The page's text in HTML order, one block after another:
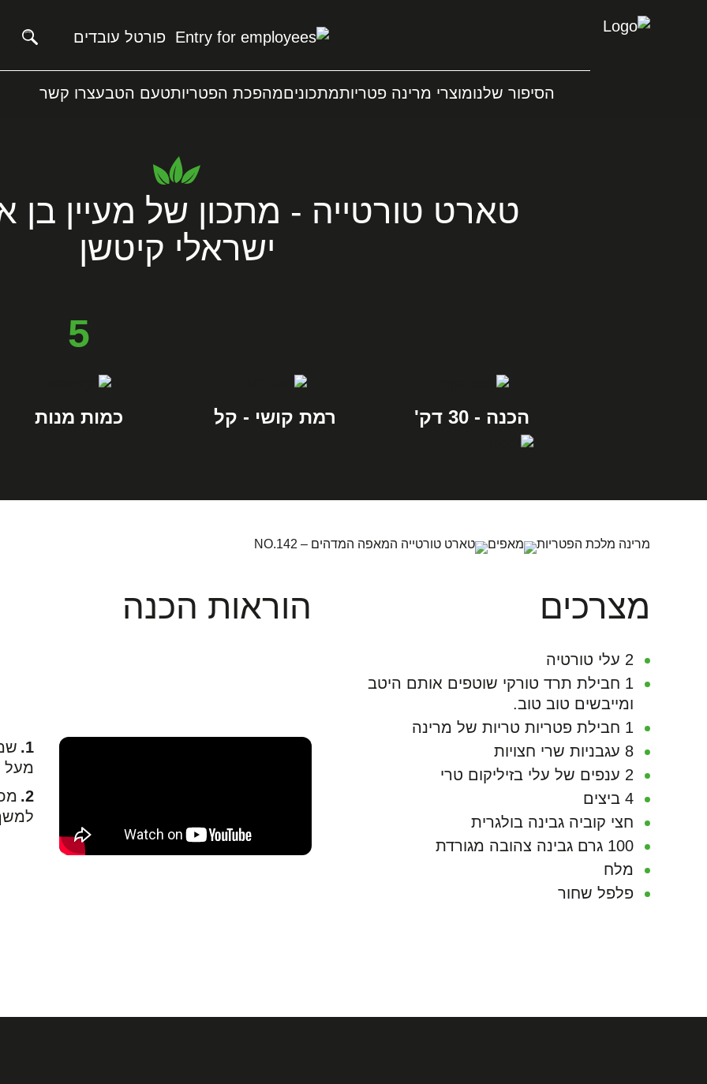
פורטל עובדים
הסיפור שלנומוצרי מרינה פטריותמתכוניםמהפכת הפטריותטעם הטבעצרו קשר
טארט טורטייה - מתכון של מעיין בן
ישראלי קיטשן
הכנה - 30 דק' רמת קושי - קל
5
כמות מנות
מרינה מלכת הפטריות מאפים טארט טורטייה המאפה המדהים – NO.142
מצרכים
2 עלי טורטיה
1 חבילת תרד טורקי שוטפים אותם היטב
ומייבשים טוב טוב.
1 חבילת פטריות טריות של מרינה
8 עגבניות שרי חצויות
2 ענפים של עלי בזיליקום טרי
4 ביצים
חצי קוביה גבינה בולגרית
100 גרם גבינה צהובה מגורדת
מלח
פלפל שחור
הוראות הכנה
מעל
למשך 15-20 דק